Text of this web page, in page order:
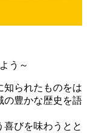
う～
知られたものをは
の豊かな歴史を語
喜びを味わうとと